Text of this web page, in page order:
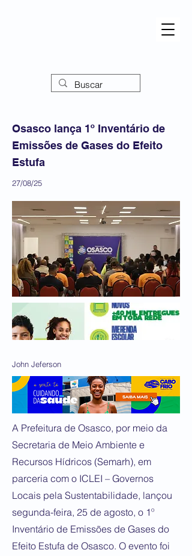
Osasco lança 1º Inventário de
Emissões de Gases do Efeito
Estufa
27/08/25
John Jeferson
A Prefeitura de Osasco, por meio da
Secretaria de Meio Ambiente e
Recursos Hídricos (Semarh), em
parceria com o ICLEI – Governos
Locais pela Sustentabilidade, lançou
segunda-feira, 25 de agosto, o 1º
Inventário de Emissões de Gases do
Efeito Estufa de Osasco. O evento foi